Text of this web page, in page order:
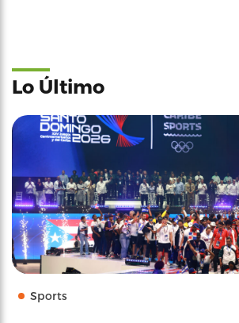
Lo Último
Sports